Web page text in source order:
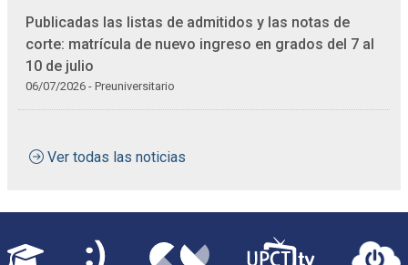
Publicadas las listas de admitidos y las notas de
corte: matrícula de nuevo ingreso en grados del 7 al
10 de julio
06/07/2026 - Preuniversitario
Ver todas las noticias